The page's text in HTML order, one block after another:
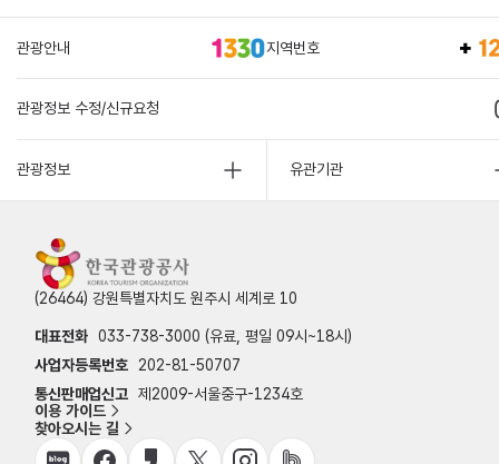
관광안내 지역번호
관광정보 수정/신규요청
관광정보 유관기관
(26464) 강원특별자치도 원주시 세계로 10
대표전화 033-738-3000 (유료, 평일 09시~18시)
사업자등록번호
202-81-50707
통신판매업신고 제2009-서울중구-1234호
이용 가이드
찾아오시는 길